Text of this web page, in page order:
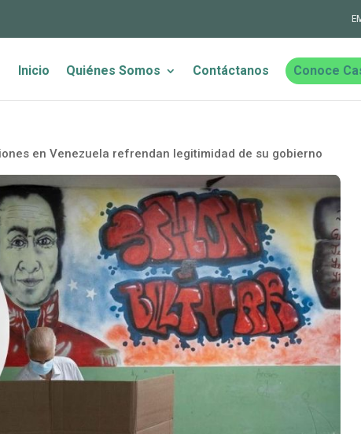
Inicio Quiénes Somos Contáctanos Conoce
en Venezuela refrendan legitimidad de su gobierno